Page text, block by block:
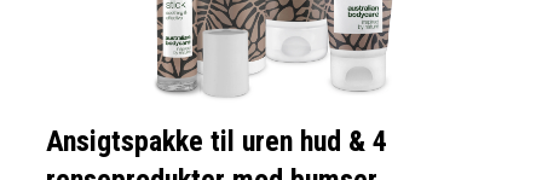
Ansigtspakke til uren hud & 4